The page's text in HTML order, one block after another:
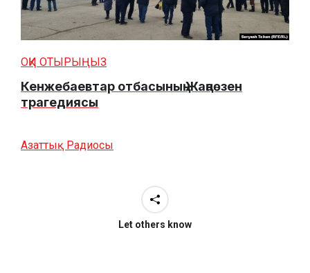
ОҚИ ОТЫРЫҢЫЗ
Кенжебаевтар отбасының Жаңаөзен
трагедиясы
Азаттық Радиосы
Let others know